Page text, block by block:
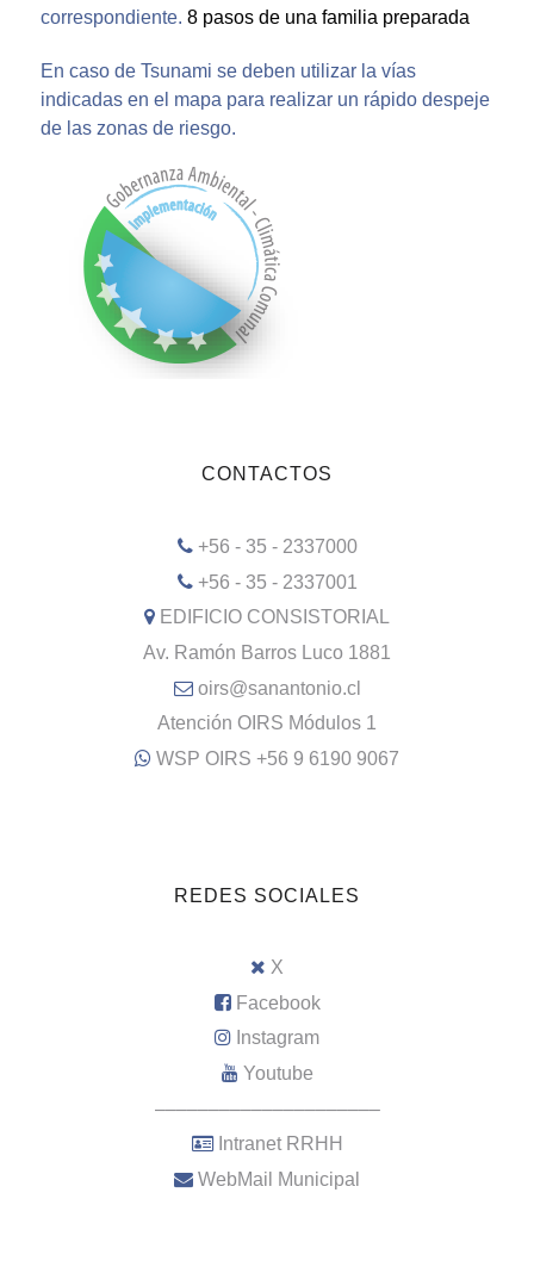
correspondiente. 8 pasos de una familia preparada
En caso de Tsunami se deben utilizar la vías
indicadas en el mapa para realizar un rápido despeje
de las zonas de riesgo.
CONTACTOS
+56 - 35 - 2337000
+56 - 35 - 2337001
EDIFICIO CONSISTORIAL
Av. Ramón Barros Luco 1881
oirs@sanantonio.cl
Atención OIRS Módulos 1
WSP OIRS +56 9 6190 9067
REDES SOCIALES
X
Facebook
Instagram
Youtube
–––––––––––––––––––––
Intranet RRHH
WebMail Municipal